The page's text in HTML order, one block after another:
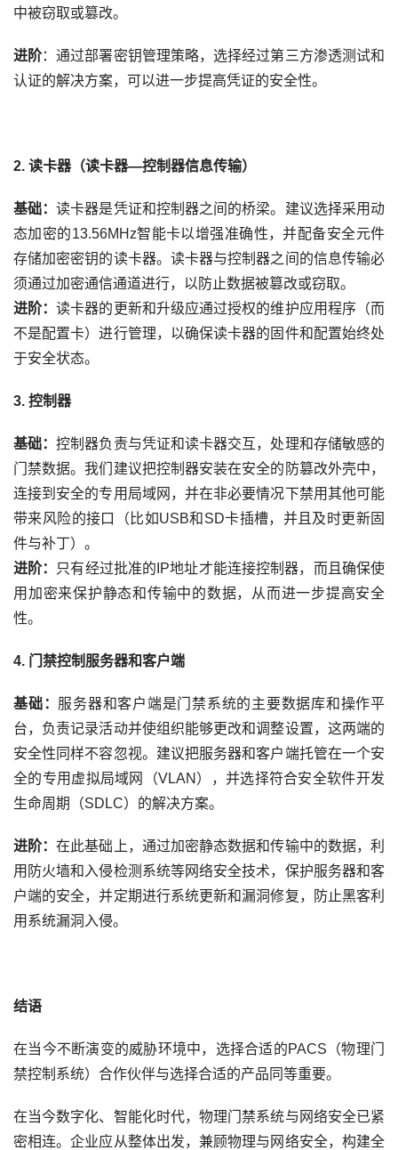
中被窃取或篡改。
进阶：通过部署密钥管理策略，选择经过第三方渗透测试和
认证的解决方案，可以进一步提高凭证的安全性。
2. 读卡器（读卡器—控制器信息传输）
基础：读卡器是凭证和控制器之间的桥梁。建议选择采用动
态加密的13.56MHz智能卡以增强准确性，并配备安全元件
存储加密密钥的读卡器。读卡器与控制器之间的信息传输必
须通过加密通信通道进行，以防止数据被篡改或窃取。
进阶：读卡器的更新和升级应通过授权的维护应用程序（而
不是配置卡）进行管理，以确保读卡器的固件和配置始终处
于安全状态。
3. 控制器
基础：控制器负责与凭证和读卡器交互，处理和存储敏感的
门禁数据。我们建议把控制器安装在安全的防篡改外壳中，
连接到安全的专用局域网，并在非必要情况下禁用其他可能
带来风险的接口（比如USB和 SD卡插槽，并且及时更新固
件与补丁） 。
进阶： 只有经过批准的 IP地址才能连接控制器，而且确保使
用加密来保护静态和传输中的数据，从而进一步提高安全
性。
4. 门禁控制服务器和客户端
基础： 服务器和客户端是门禁系统的主要数据库和操作平
台，负责记录活动并使组织能够更改和调整设置，这两端的
安全性同样不容忽视。建议把服务器和客户端托管在一个安
全的专用虚拟局域网（VLAN ），并选择符合安全软件开发
生命周期（SDLC）的解决方案。
进阶：在此基础上，通过加密静态数据和传输中的数据，利
用防火墙和入侵检测系统等网络安全技术，保护服务器和客
户端的安全，并定期进行系统更新和漏洞修复，防止黑客利
用系统漏洞入侵。
结语
在当今不断演变的威胁环境中，选择合适的PACS （物理门
禁控制系统）合作伙伴与选择合适的产品同等重要。
在当今数字化、智能化时代，物理门禁系统与网络安全已紧
密相连。企业应从整体出发，兼顾物理与网络安全，构建全